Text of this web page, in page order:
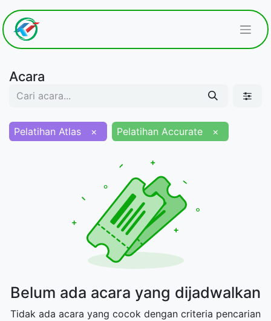
Acara
Pelatihan Atlas × Pelatihan Accurate ×
Belum ada acara yang dijadwalkan
Tidak ada acara yang cocok dengan criteria pencarian